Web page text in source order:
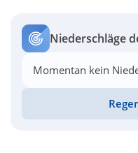
Niederschläge
Momentan kein